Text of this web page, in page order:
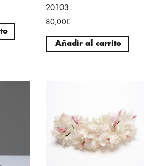
20103
80,00€
Añadir al carrito